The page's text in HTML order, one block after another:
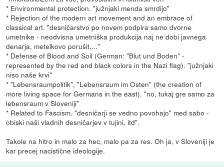
* Environmental protection. "južnjaki menda smrdijo"
* Rejection of the modern art movement and an embrace of
classical art. "desničarstvo po novem podpira samo dvorne
umetnike - neodvisna umetniška produkcija naj ne dobi javnega
denarja, metelkovo porušit,..."
* Defense of Blood and Soil (German: "Blut und Boden" -
represented by the red and black colors in the Nazi flag). "južnjaki
niso naše krvi"
* "Lebensraumpolitik", "Lebensraum im Osten" (the creation of
more living space for Germans in the east). "no, tukaj gre samo za
lebensraum v Sloveniji"
* Related to Fascism. "desničarji se vedno povohajo" med sabo -
obiski naši vladnih desničarjev v tujini, itd".
Takole na hitro in malo za hec, malo pa za res. Oh ja, v Sloveniji je
kar precej nacistične ideologije.